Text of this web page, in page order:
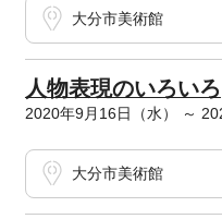
大分市美術館
人物表現のいろいろ
2020年9月16日（水） ～
大分市美術館